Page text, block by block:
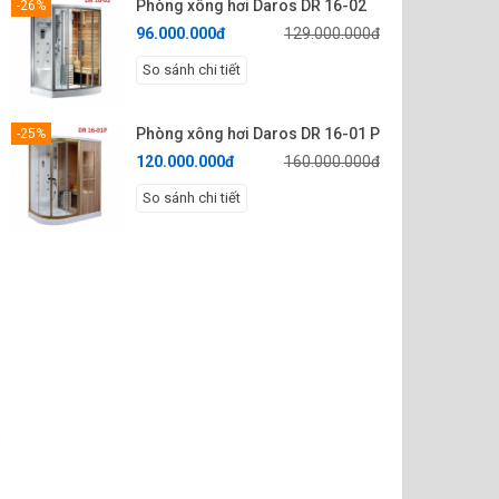
-26%
Phòng xông hơi Daros DR 16-02
96.000.000đ
129.000.000đ
So sánh chi tiết
-25%
Phòng xông hơi Daros DR 16-01 P
120.000.000đ
160.000.000đ
So sánh chi tiết